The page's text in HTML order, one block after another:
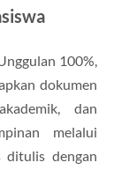
100%,
dokumen
dan
melalui
ditulis dengan